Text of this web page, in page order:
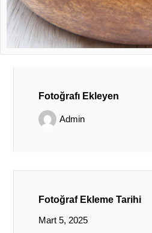
Fotoğrafı Ekleyen
Admin
Fotoğraf Ekleme Tarihi
Mart 5, 2025